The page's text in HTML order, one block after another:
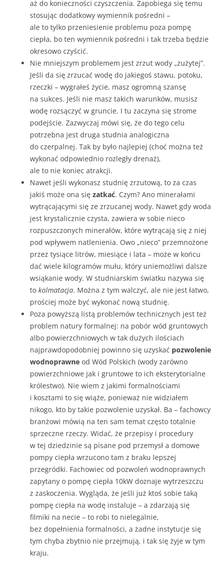
aż do konieczności czyszczenia. Zapobiega się temu
stosując dodatkowy wymiennik pośredni –
ale to tylko przeniesienie problemu poza pompę
ciepła, bo ten wymiennik pośredni i tak trzeba będzie
okresowo czyścić.
Nie mniejszym problemem jest zrzut wody „zużytej”.
Jeśli da się zrzucać wodę do jakiegoś stawu, potoku,
rzeczki – wygrałeś życie, masz ogromną szansę
na sukces. Jeśli nie masz takich warunków, musisz
wodę rozsączyć w gruncie. I tu zaczyna się strome
podejście. Zazwyczaj mówi się, że do tego celu
potrzebna jest druga studnia analogiczna
do czerpalnej. Tak by było najlepiej (choć można też
wykonać odpowiednio rozległy drenaż),
ale to nie koniec atrakcji.
Nawet jeśli wykonasz studnię zrzutową, to za czas
jakiś może ona się zatkać. Czym? Ano minerałami
wytrącającymi się ze zrzucanej wody. Nawet gdy woda
jest krystalicznie czysta, zawiera w sobie nieco
rozpuszczonych minerałów, które wytrącają się z niej
pod wpływem natlenienia. Owo „nieco” przemnożone
przez tysiące litrów, miesiące i lata – może w końcu
dać wiele kilogramów mułu, który uniemożliwi dalsze
wsiąkanie wody. W studniarskim światku nazywa się
to kolmatacja. Można z tym walczyć, ale nie jest łatwo,
prościej może być wykonać nową studnię.
Poza powyższą listą problemów technicznych jest też
problem natury formalnej: na pobór wód gruntowych
albo powierzchniowych w tak dużych ilościach
najprawdopodobniej powinno się uzyskać pozwolenie
wodnoprawne od Wód Polskich (wody zarówno
powierzchniowe jak i gruntowe to ich eksterytorialne
królestwo). Nie wiem z jakimi formalnościami
i kosztami to się wiąże, ponieważ nie widziałem
nikogo, kto by takie pozwolenie uzyskał. Ba – fachowcy
branżowi mówią na ten sam temat często totalnie
sprzeczne rzeczy. Widać, że przepisy i procedury
w tej dziedzinie są pisane pod przemysł a domowe
pompy ciepła wrzucono tam z braku lepszej
przegródki. Fachowiec od pozwoleń wodnoprawnych
zapytany o pompę ciepła 10kW doznaje wytrzeszczu
z zaskoczenia. Wygląda, że jeśli już ktoś sobie taką
pompę ciepła na wodę instaluje – a zdarzają się
filmiki na necie – to robi to nielegalnie,
bez dopełnienia formalności, a żadne instytucje się
tym chyba zbytnio nie przejmują, i tak się żyje w tym
kraju.